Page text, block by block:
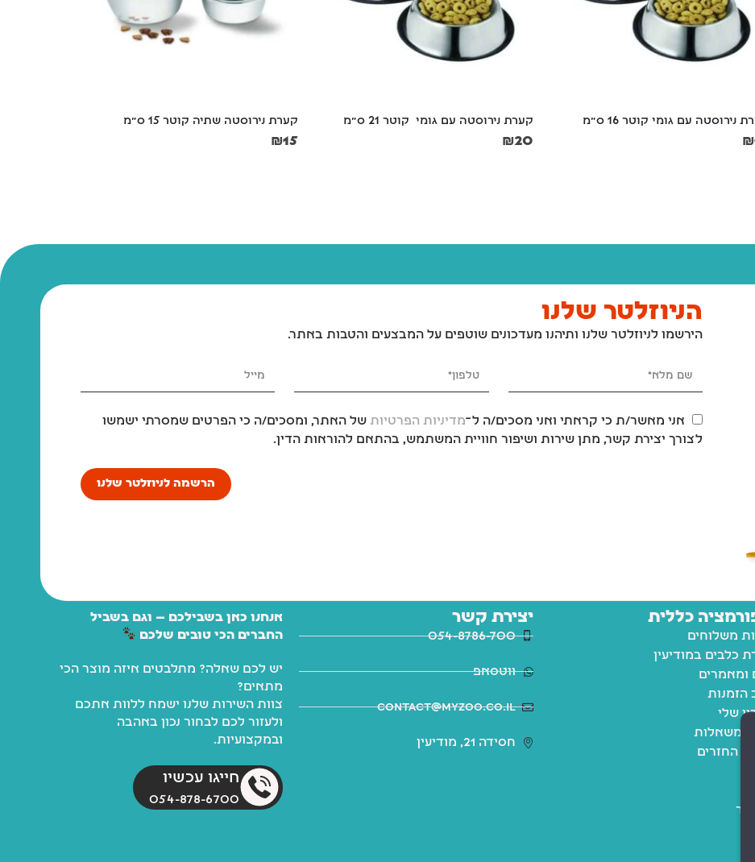
נירוסטה עם גומי קוטר 16 ס"מ
₪
קערת נירוסטה עם גומי  קוטר 21 ס"מ
₪20
קערת נירוסטה שתיה קוטר 15 ס"מ
₪15
הניוזלטר שלנו
הירשמו לניוזלטר שלנו ותיהנו מעדכונים שוטפים על המבצעים והטבות באתר.
אני מאשר/ת כי קראתי ואני מסכים/ה ל־מדיניות הפרטיות של האתר, ומסכים/ה כי הפרטים שמסרתי ישמשו
לצורך יצירת קשר, מתן שירות ושיפור חוויית המשתמש, בהתאם להוראות הדין.
הרשמה לניוזלטר שלנו
כללית
משלוחים
כלבים במודיעין
ומאמרים
הזמנות
שלי
משאלות
החזרים
יצירת קשר
054-8786-700
ווטסאפ
contact@myzoo.co.il
חסידה 21, מודיעין
אנחנו כאן בשבילכם — וגם בשביל
החברים הכי טובים שלכם
יש לכם שאלה? מתלבטים איזה מוצר הכי
מתאים?
צוות השירות שלנו ישמח ללוות אתכם
ולעזור לכם לבחור נכון באהבה
ובמקצועיות.
חייגו עכשיו
054-878-6700